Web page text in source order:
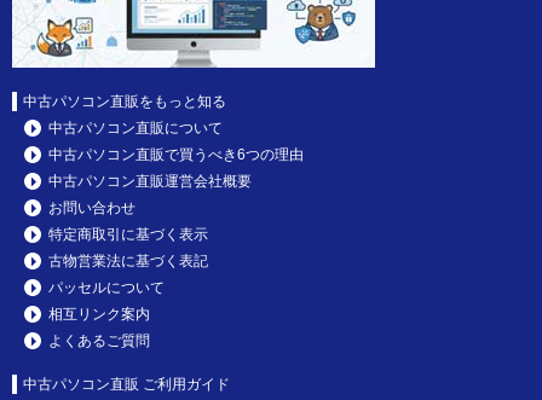
中古パソコン直販をもっと知る
中古パソコン直販について
中古パソコン直販で買うべき6つの理由
中古パソコン直販運営会社概要
お問い合わせ
特定商取引に基づく表示
古物営業法に基づく表記
パッセルについて
相互リンク案内
よくあるご質問
中古パソコン直販 ご利用ガイド